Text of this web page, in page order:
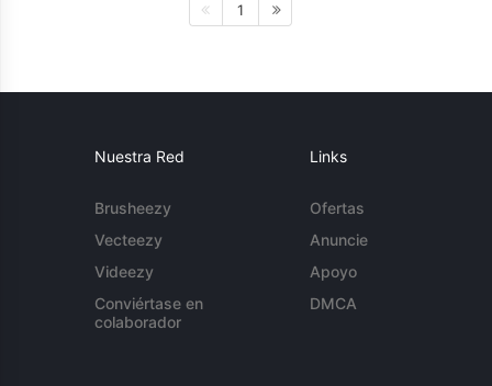
1
Nuestra Red
Brusheezy
Vecteezy
Videezy
Conviértase en
colaborador
Links
Ofertas
Anuncie
Apoyo
DMCA